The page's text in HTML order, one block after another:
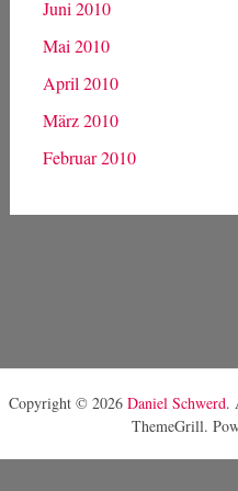
Juni 2010
Mai 2010
April 2010
März 2010
Februar 2010
Copyright © 2026 Daniel Schwerd.
ThemeGrill.